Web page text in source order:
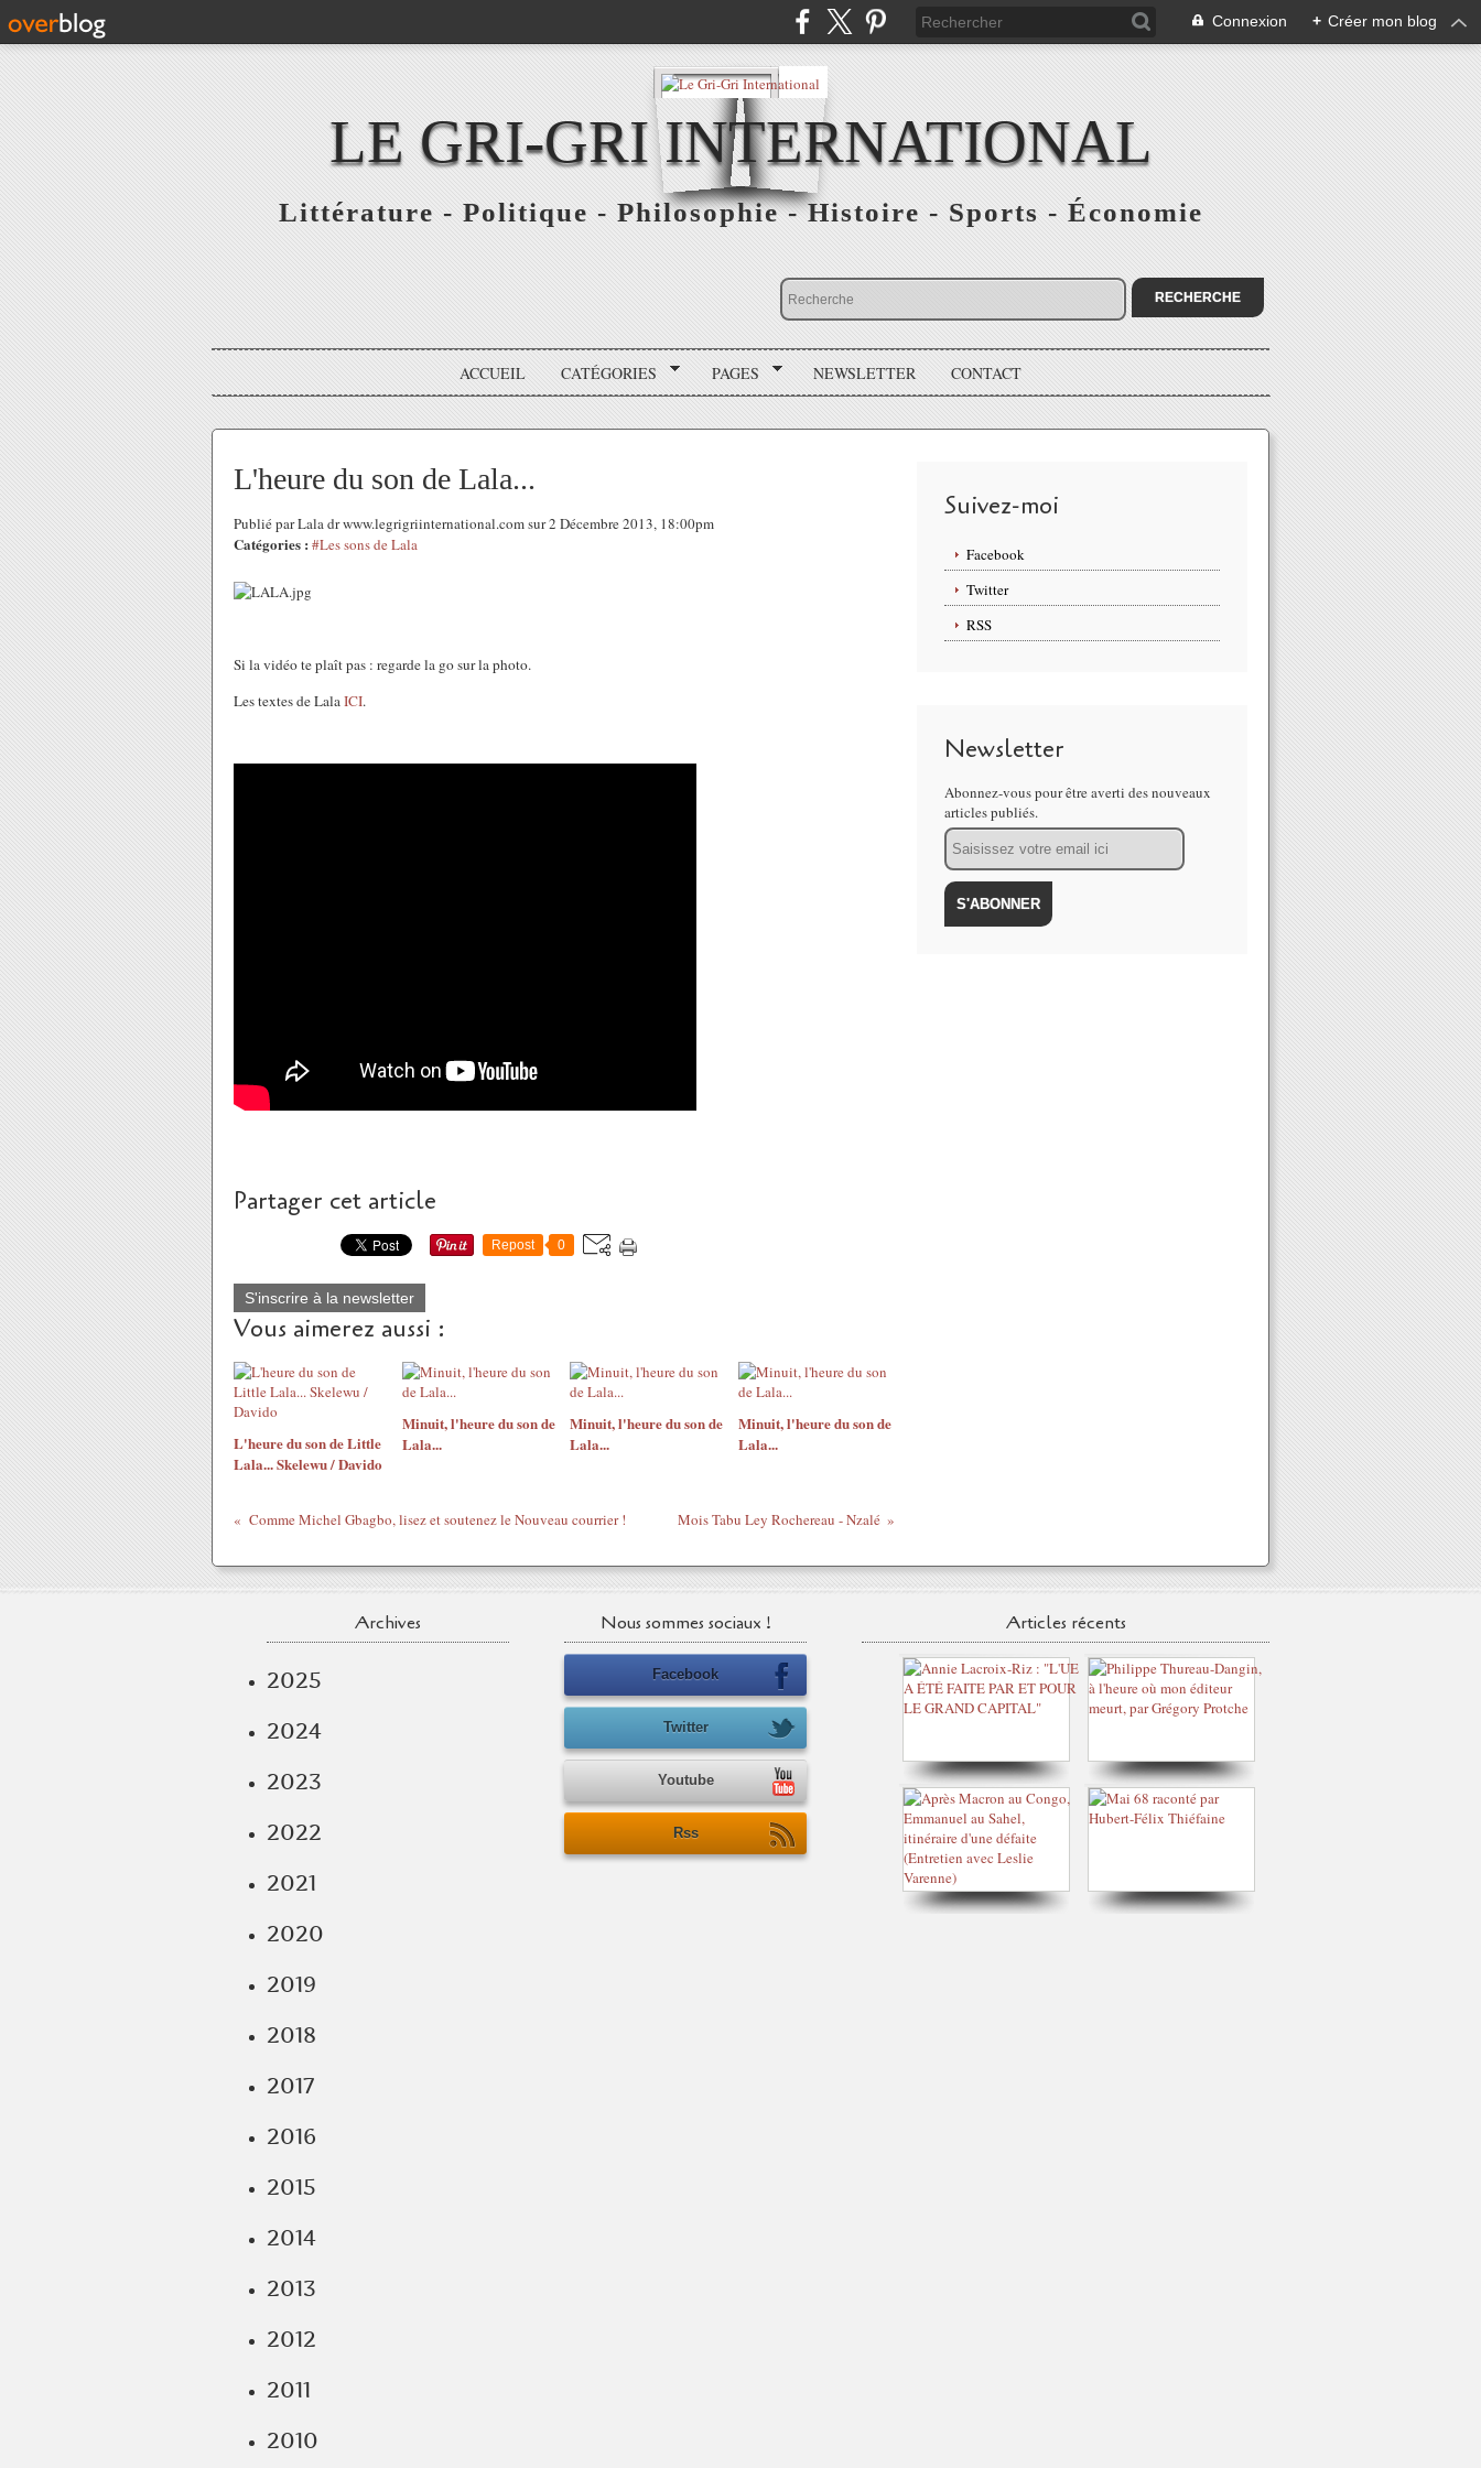
Connexion + Créer mon blog
LE GRI-GRI INTERNATIONAL
Littérature - Politique - Philosophie - Histoire - Sports - Économie
ACCUEIL CATÉGORIES PAGES NEWSLETTER CONTACT
L'heure du son de Lala...
Publié par Lala dr www.legrigriinternational.com sur 2 Décembre 2013, 18:00pm
Catégories : #Les sons de Lala
Si la vidéo te plaît pas : regarde la go sur la photo.
Les textes de LalaICI.
Partager cet article
Repost 0
S'inscrire à la newsletter
Vous aimerez aussi :
L'heure du son de Little
Lala... Skelewu / Davido
Minuit, l'heure du son de
Lala...
Minuit, l'heure du son de
Lala...
Minuit, l'heure du son de
Lala...
Comme Michel Gbagbo, lisez et soutenez le Nouveau courrier ! Mois Tabu Ley Rochereau - Nzalé
Suivez-moi
Facebook
Twitter
RSS
Newsletter
Abonnez-vous pour être averti des nouveaux
articles publiés.
Email
Archives
2025
2024
2023
2022
2021
2020
2019
2018
2017
2016
2015
2014
2013
2012
2011
2010
Nous sommes sociaux !
Facebook
Twitter
Youtube
Rss
Articles récents